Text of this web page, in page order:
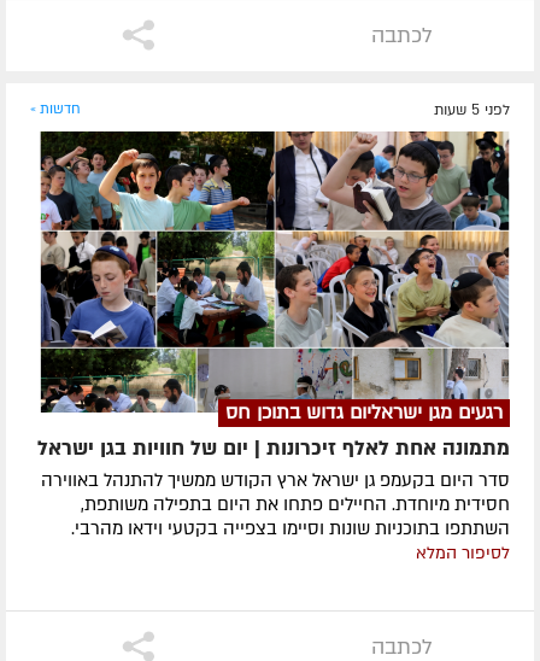
לכתבה
לפני 5 שעות חדשות »
רגעים מגן ישראליום גדוש בתוכן חס
מתמונה אחת לאלף זיכרונות | יום של חוויות בגן ישראל
סדר היום בקעמפ גן ישראל ארץ הקודש ממשיך להתנהל באווירה
חסידית מיוחדת. החיילים פתחו את היום בתפילה משותפת,
השתתפו בתוכניות שונות וסיימו בצפייה בקטעי וידאו מהרבי.
לסיפור המלא
לכתבה